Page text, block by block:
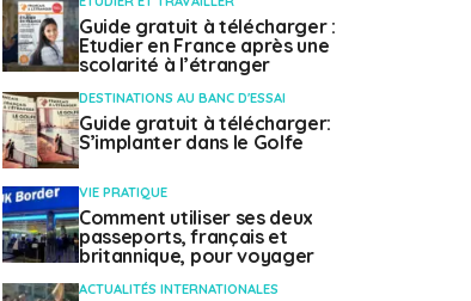
Guide gratuit à télécharger :
Etudier en France après une
scolarité à l’étranger
DESTINATIONS AU BANC D'ESSAI
Guide gratuit à télécharger:
S’implanter dans le Golfe
VIE PRATIQUE
Comment utiliser ses deux
passeports, français et
britannique, pour voyager
ACTUALITÉS INTERNATIONALES